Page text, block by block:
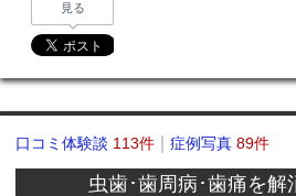
見る
口コミ体験談 113件 症例写真89件
虫歯･歯周病･歯痛を解